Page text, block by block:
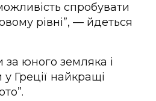
спробувати
рівні”, — йдеться
юного земляка і
Греції найкращі